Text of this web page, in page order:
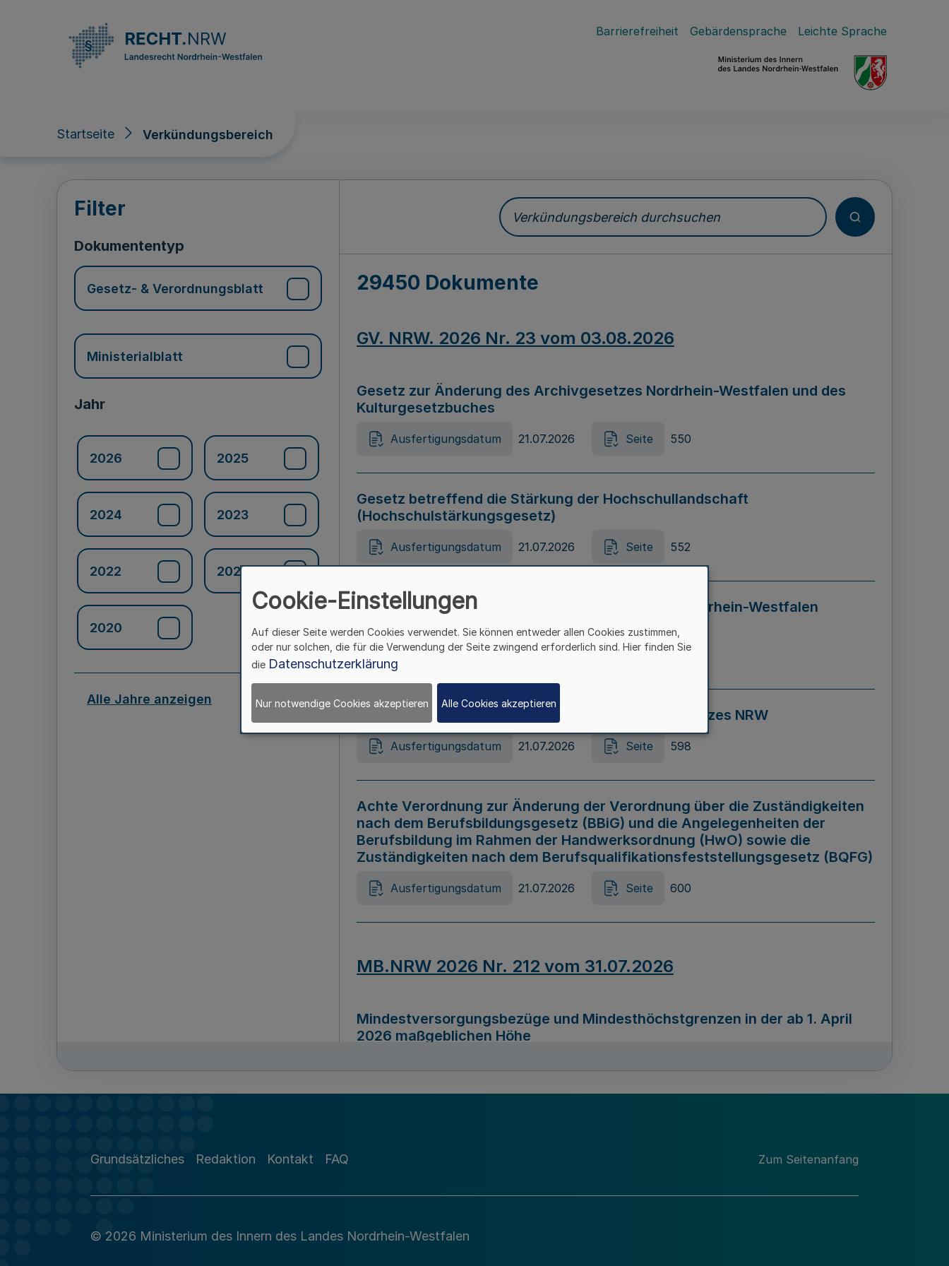
Barrierefreiheit Gebärdensprache Leichte Sprache
Startseite Verkündungsbereich
Verkündungsbereich
Filter
Dokumententyp
Gesetz- & Verordnungsblatt
Ministerialblatt
Jahr
2026 2025
2024 2023
2022 2021
2020
Alle Jahre anzeigen
Verkündungsbereich durchsuchen
29450 Dokumente
GV. NRW. 2026 Nr. 23 vom 03.08.2026
Gesetz zur Änderung des Archivgesetzes Nordrhein-Westfalen und des
Kulturgesetzbuches
Ausfertigungsdatum 21.07.2026 Seite 550
Gesetz betreffend die Stärkung der Hochschullandschaft
(Hochschulstärkungsgesetz)
Ausfertigungsdatum 21.07.2026 Seite 552
Gesetz zur Vermeidung von Diskriminierung in Nordrhein-Westfalen
(Landesantidiskriminierungsgesetz – LADG NRW)
Ausfertigungsdatum 21.07.2026 Seite 595
Gesetz zur Änderung des Online-Casinospiel Gesetzes NRW
Ausfertigungsdatum 21.07.2026 Seite 598
Achte Verordnung zur Änderung der Verordnung über die Zuständigkeiten
nach dem Berufsbildungsgesetz (BBiG) und die Angelegenheiten der
Berufsbildung im Rahmen der Handwerksordnung (HwO) sowie die
Zuständigkeiten nach dem Berufsqualifikationsfeststellungsgesetz (BQFG)
Ausfertigungsdatum 21.07.2026 Seite 600
MB.NRW 2026 Nr. 212 vom 31.07.2026
Mindestversorgungsbezüge und Mindesthöchstgrenzen in der ab 1. April
2026 maßgeblichen Höhe
Richtlinie zur Durchführung des Förderprogramms „Mittelstand Innovativ &
Grundsätzliches Redaktion Kontakt FAQ Zum Seitenanfang
© 2026 Ministerium des Innern des Landes Nordrhein-Westfalen
Cookie-Einstellungen
Auf dieser Seite werden Cookies verwendet. Sie können entweder allen Cookies zustimmen,
oder nur solchen, die für die Verwendung der Seite zwingend erforderlich sind. Hier finden Sie
die Datenschutzerklärung
Nur notwendige Cookies akzeptieren Alle Cookies akzeptieren